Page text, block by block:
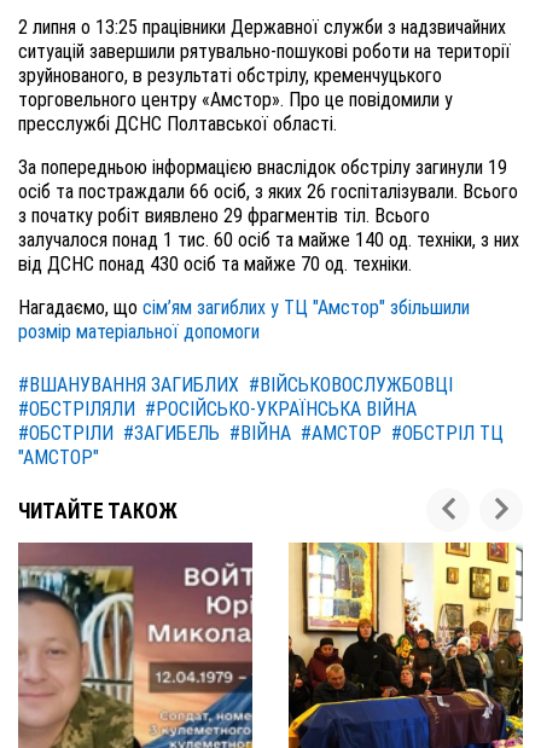
2 липня о 13:25 працівники Державної служби з надзвичайних
ситуацій завершили рятувально-пошукові роботи на території
зруйнованого, в результаті обстрілу, кременчуцького
торговельного центру «Амстор». Про це повідомили у
пресслужбі ДСНС Полтавської області.
За попередньою інформацією внаслідок обстрілу загинули 19
осіб та постраждали 66 осіб, з яких 26 госпіталізували. Всього
з початку робіт виявлено 29 фрагментів тіл. Всього
залучалося понад 1 тис. 60 осіб та майже 140 од. техніки, з них
від ДСНС понад 430 осіб та майже 70 од. техніки.
Нагадаємо, що сім’ям загиблих у ТЦ "Амстор" збільшили
розмір матеріальної допомоги
#ВШАНУВАННЯ ЗАГИБЛИХ #ВІЙСЬКОВОСЛУЖБОВЦІ
#ОБСТРІЛЯЛИ #РОСІЙСЬКО-УКРАЇНСЬКА ВІЙНА
#ОБСТРІЛИ #ЗАГИБЕЛЬ #ВІЙНА #АМСТОР #ОБСТРІЛ ТЦ
"АМСТОР"
ЧИТАЙТЕ ТАКОЖ